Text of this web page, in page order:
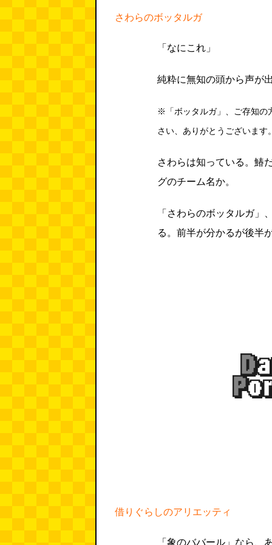
さわらのボッタルガ
「なにこれ」
純粋に無知の頭から声が
※「ボッタルガ」、ご存知の
さい、ありがとうございます
さわらは知っている。鰆
グのチーム名か。
「さわらのボッタルガ」
る。前半が分かるが後半
借りぐらしのアリエッティ
「象のババール」なら、